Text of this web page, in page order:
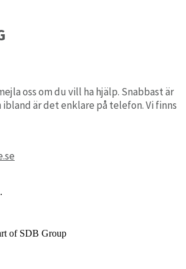
oss om du vill ha hjälp. Snabbast är
är det enklare på telefon. Vi finns
of SDB Group